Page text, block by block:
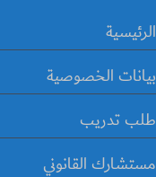
الرئيسية
بيانات الخصوصية
طلب تدريب
مستشارك القانوني